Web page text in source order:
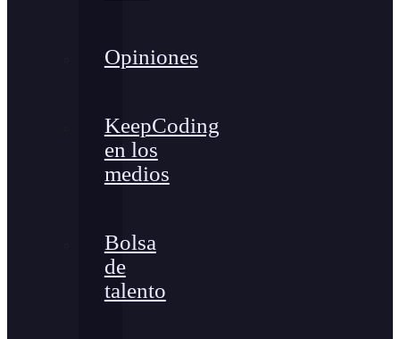
Opiniones
KeepCoding
en los
medios
Bolsa
de
talento